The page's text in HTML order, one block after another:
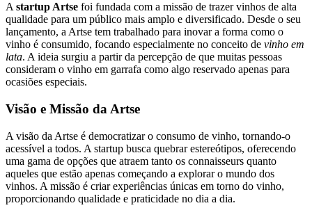
A startup Artse foi fundada com a missão de trazer vinhos de alta
qualidade para um público mais amplo e diversificado. Desde o seu
lançamento, a Artse tem trabalhado para inovar a forma como o
vinho é consumido, focando especialmente no conceito de vinho em
lata. A ideia surgiu a partir da percepção de que muitas pessoas
consideram o vinho em garrafa como algo reservado apenas para
ocasiões especiais.
Visão e Missão da Artse
A visão da Artse é democratizar o consumo de vinho, tornando-o
acessível a todos. A startup busca quebrar estereótipos, oferecendo
uma gama de opções que atraem tanto os connaisseurs quanto
aqueles que estão apenas começando a explorar o mundo dos
vinhos. A missão é criar experiências únicas em torno do vinho,
proporcionando qualidade e praticidade no dia a dia.